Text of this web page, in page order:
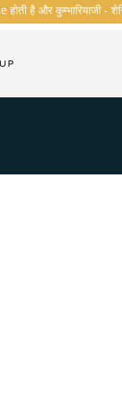
है और कुम्भारियाजी -